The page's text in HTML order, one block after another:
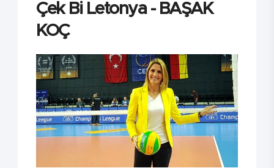
Çek Bi Letonya - BAŞAK
KOÇ